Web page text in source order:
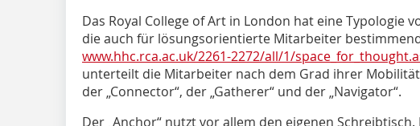
Das Royal College of Art in London hat eine Typologie
die auch für lösungsorientierte Mitarbeiter
www.hhc.rca.ac.uk/2261-2272/all/1/
unterteilt die Mitarbeiter nach dem Grad ihrer Mobilität
der „Connector“, der „Gatherer“ und der ­„Navigator“.
Der „Anchor“ nutzt vor allem den eigenen
Dieser